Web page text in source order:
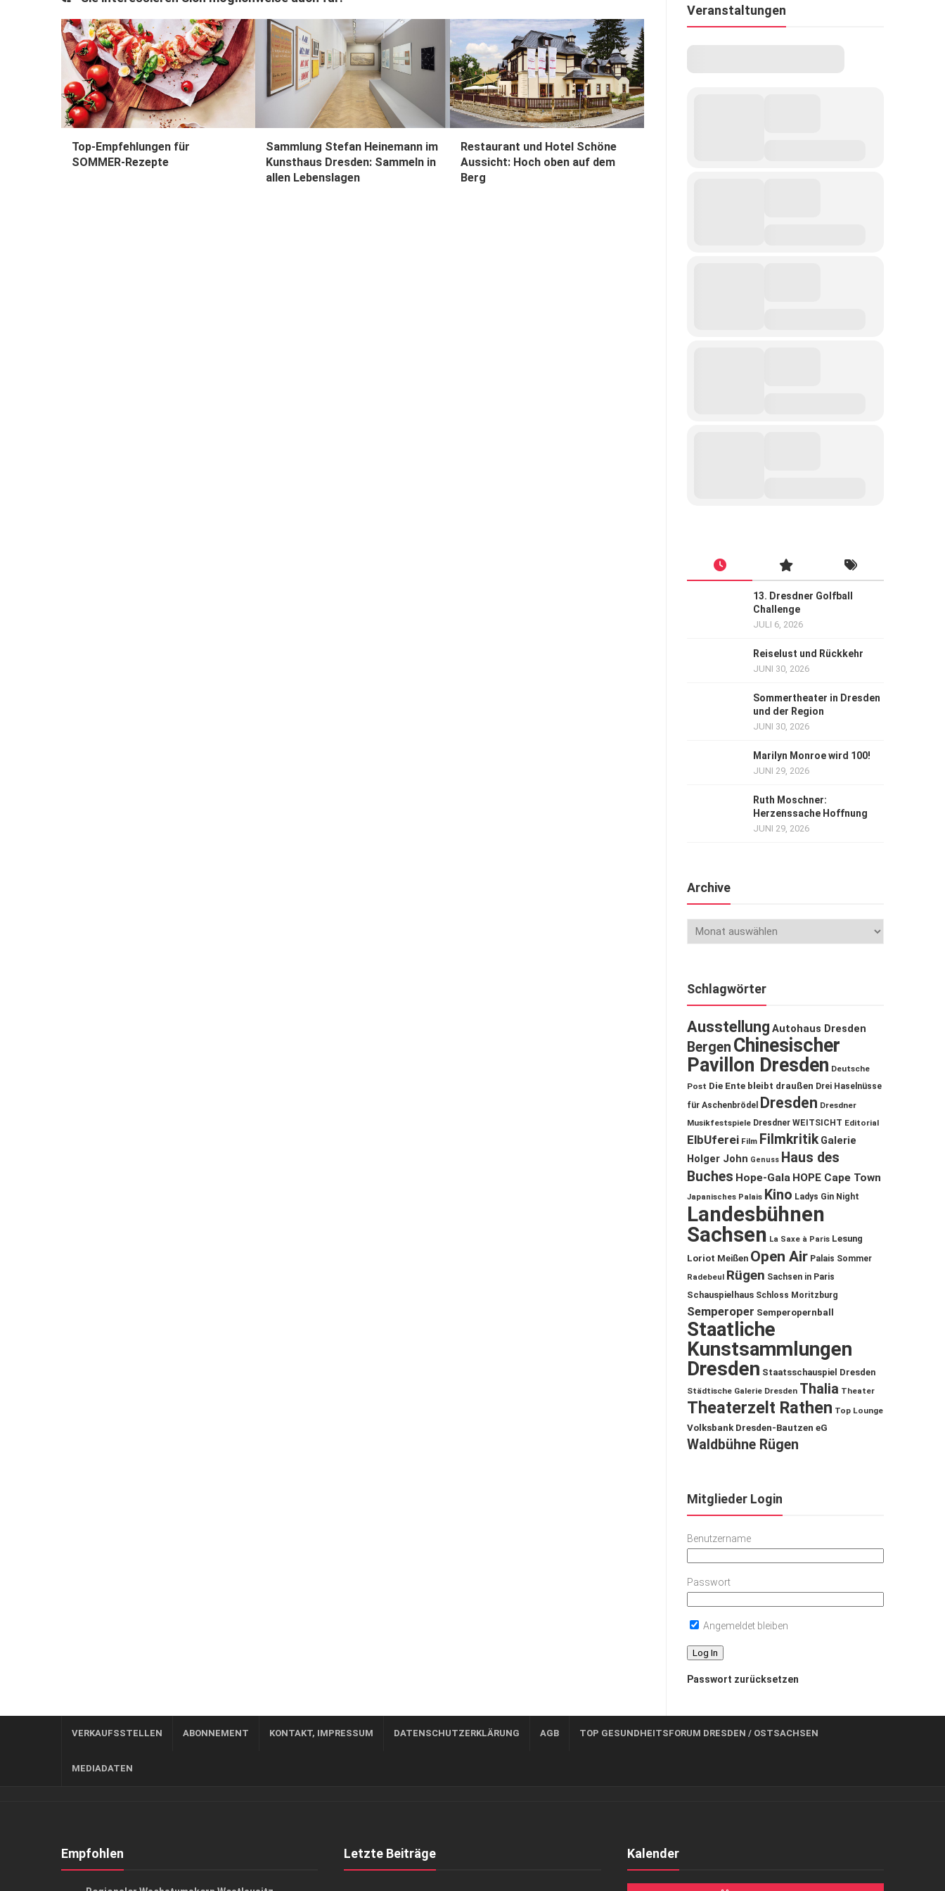
Top-Empfehlungen für
SOMMER-Rezepte
Sammlung Stefan Heinemann im
Kunsthaus Dresden: Sammeln in
allen Lebenslagen
Restaurant und Hotel Schöne
Aussicht: Hoch oben auf dem
Berg
Veranstaltungen
13. Dresdner Golfball
Challenge
JULI 6, 2026
Reiselust und Rückkehr
JUNI 30, 2026
Sommertheater in Dresden
und der Region
JUNI 30, 2026
Marilyn Monroe wird 100!
JUNI 29, 2026
Ruth Moschner:
Herzenssache Hoffnung
JUNI 29, 2026
Archive
Schlagwörter
Ausstellung Autohaus Dresden
Bergen Chinesischer
Pavillon Dresden Deutsche
Post Die Ente bleibt draußen Drei Haselnüsse
für Aschenbrödel
Dresden Dresdner
Musikfestspiele Dresdner WEITSICHT Editorial
ElbUferei Film Filmkritik Galerie
Holger John Genuss Haus des
Buches Hope-Gala HOPE Cape Town
Japanisches Palais Kino Ladys Gin Night
Landesbühnen
Sachsen La Saxe à Paris Lesung
Loriot Meißen Open Air Palais Sommer
Radebeul Rügen Sachsen in Paris
Schauspielhaus Schloss Moritzburg
Semperoper Semperopernball
Staatliche
Kunstsammlungen
Dresden Staatsschauspiel Dresden
Städtische Galerie Dresden Thalia Theater
Theaterzelt Rathen Top Lounge
Volksbank Dresden-Bautzen eG
Waldbühne Rügen
Mitglieder Login
Benutzername
Passwort
Angemeldet bleiben
Passwort zurücksetzen
VERKAUFSSTELLEN ABONNEMENT KONTAKT, IMPRESSUM DATENSCHUTZERKLÄRUNG AGB TOP GESUNDHEITSFORUM DRESDEN / OSTSACHSEN
MEDIADATEN
Empfohlen Letzte Beiträge Kalender